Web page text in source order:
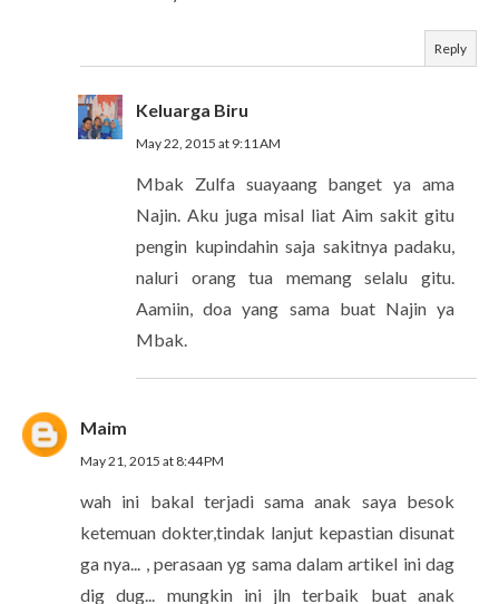
Reply
Keluarga Biru
May 22, 2015 at 9:11 AM
Mbak Zulfa suayaang banget ya ama
Najin. Aku juga misal liat Aim sakit gitu
pengin kupindahin saja sakitnya padaku,
naluri orang tua memang selalu gitu.
Aamiin, doa yang sama buat Najin ya
Mbak.
Maim
May 21, 2015 at 8:44 PM
wah ini bakal terjadi sama anak saya besok
ketemuan dokter,tindak lanjut kepastian disunat
ga nya... , perasaan yg sama dalam artikel ini dag
dig dug... mungkin ini jln terbaik buat anak